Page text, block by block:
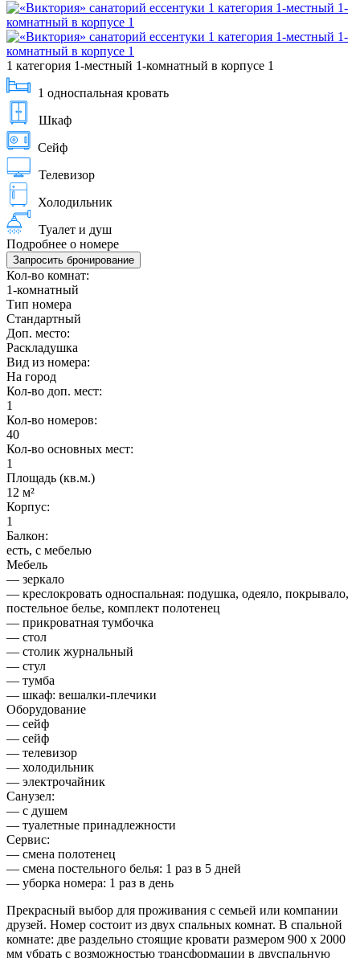
1 категория 1-местный 1-комнатный в корпусе 1
1 односпальная кровать
Шкаф
Сейф
Телевизор
Холодильник
Туалет и душ
Подробнее о номере
Запросить бронирование
Кол-во комнат:
1-комнатный
Тип номера
Стандартный
Доп. место:
Раскладушка
Вид из номера:
На город
Кол-во доп. мест:
1
Кол-во номеров:
40
Кол-во основных мест:
1
Площадь (кв.м.)
12 м²
Корпус:
1
Балкон:
есть, с мебелью
Мебель
— зеркало
— креслокровать односпальная: подушка, одеяло, покрывало,
постельное белье, комплект полотенец
— прикроватная тумбочка
— стол
— столик журнальный
— стул
— тумба
— шкаф: вешалки-плечики
Оборудование
— сейф
— сейф
— телевизор
— холодильник
— электрочайник
Санузел:
— с душем
— туалетные принадлежности
Сервис:
— смена полотенец
— смена постельного белья: 1 раз в 5 дней
— уборка номера: 1 раз в день
Прекрасный выбор для проживания с семьей или компании
друзей. Номер состоит из двух спальных комнат. В спальной
комнате: две раздельно стоящие кровати размером 900 х 2000
мм убрать с возможностью трансформации в двуспальную